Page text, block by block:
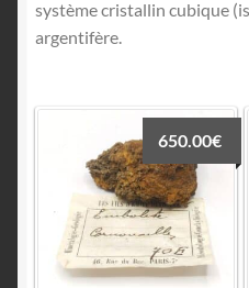
système cristallin cubique
argentifère.
650.00€